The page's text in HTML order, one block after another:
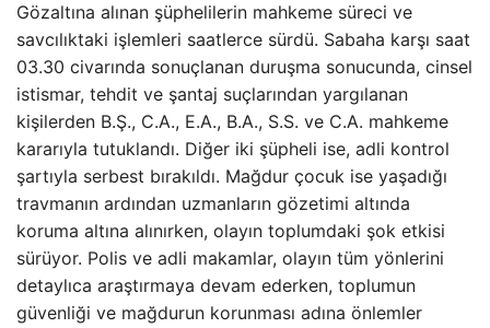
Gözaltına alınan şüphelilerin mahkeme süreci ve
savcılıktaki işlemleri saatlerce sürdü. Sabaha karşı saat
03.30 civarında sonuçlanan duruşma sonucunda, cinsel
istismar, tehdit ve şantaj suçlarından yargılanan
kişilerden B.Ş., C.A., E.A., B.A., S.S. ve C.A. mahkeme
kararıyla tutuklandı. Diğer iki şüpheli ise, adli kontrol
şartıyla serbest bırakıldı. Mağdur çocuk ise yaşadığı
travmanın ardından uzmanların gözetimi altında
koruma altına alınırken, olayın toplumdaki şok etkisi
sürüyor. Polis ve adli makamlar, olayın tüm yönlerini
detaylıca araştırmaya devam ederken, toplumun
güvenliği ve mağdurun korunması adına önlemler